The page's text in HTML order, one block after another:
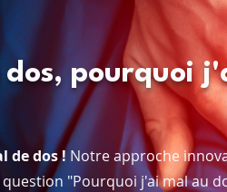
pourquoi
de dos !Notre approche
"Pourquoi j'ai mal au